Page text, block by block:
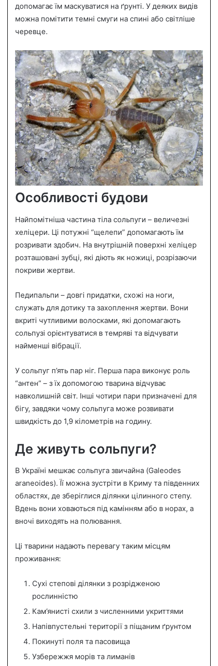
допомагає їм маскуватися на ґрунті. У деяких видів
можна помітити темні смуги на спині або світліше
черевце.
Особливості будови
Найпомітніша частина тіла сольпуги – величезні
хеліцери. Ці потужні “щелепи” допомагають їм
розривати здобич. На внутрішній поверхні хеліцер
розташовані зубці, які діють як ножиці, розрізаючи
покриви жертви.
Педипальпи – довгі придатки, схожі на ноги,
служать для дотику та захоплення жертви. Вони
вкриті чутливими волосками, які допомагають
сольпузі орієнтуватися в темряві та відчувати
найменші вібрації.
У сольпуг п’ять пар ніг. Перша пара виконує роль
“антен” – з їх допомогою тварина відчуває
навколишній світ. Інші чотири пари призначені для
бігу, завдяки чому сольпуга може розвивати
швидкість до 1,9 кілометрів на годину.
Де живуть сольпуги?
В Україні мешкає сольпуга звичайна (Galeodes
araneoides). Її можна зустріти в Криму та південних
областях, де зберіглися ділянки цілинного степу.
Вдень вони ховаються під камінням або в норах, а
вночі виходять на полювання.
Ці тварини надають перевагу таким місцям
проживання:
Сухі степові ділянки з розрідженою
рослинністю
Кам’янисті схили з численними укриттями
Напівпустельні території з піщаним ґрунтом
Покинуті поля та пасовища
Узбережжя морів та лиманів